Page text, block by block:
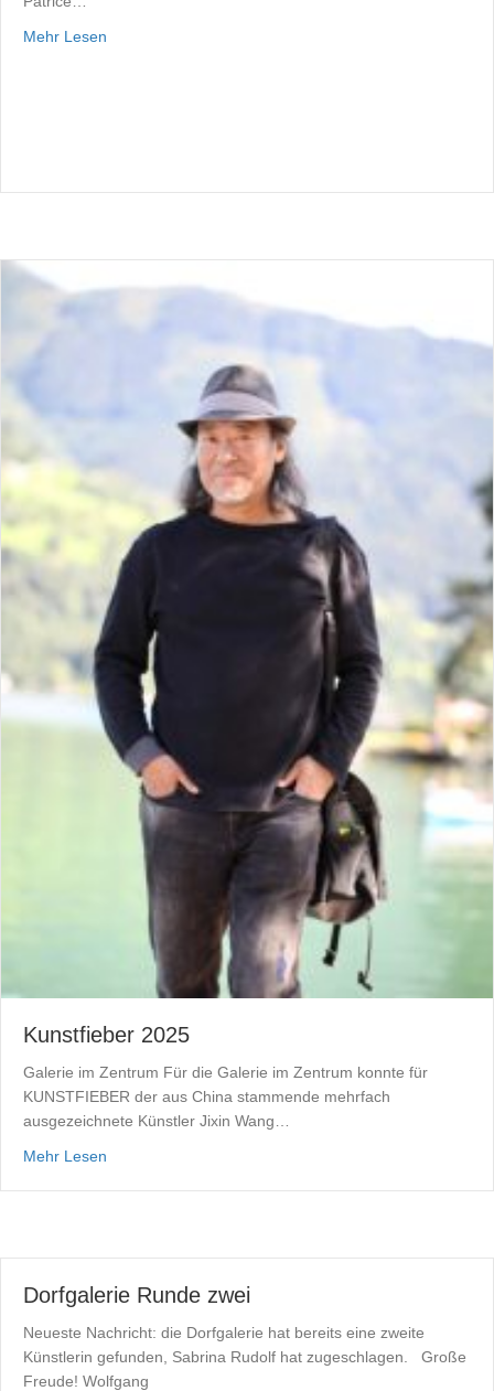
Mehr Lesen
Kunstfieber 2025
Galerie im Zentrum Für die Galerie im Zentrum konnte für
KUNSTFIEBER der aus China stammende mehrfach
ausgezeichnete Künstler Jixin Wang…
Mehr Lesen
Dorfgalerie Runde zwei
Neueste Nachricht: die Dorfgalerie hat bereits eine zweite
Künstlerin gefunden, Sabrina Rudolf hat zugeschlagen. Große
Freude! Wolfgang